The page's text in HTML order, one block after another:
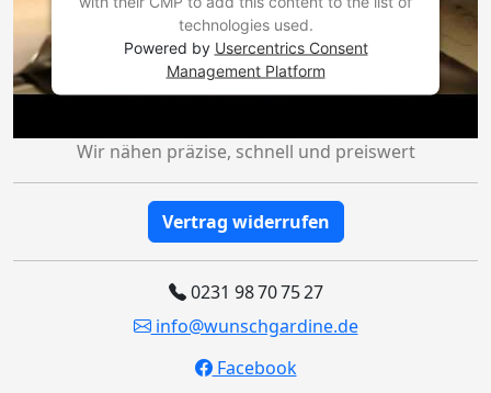
technologies used.
Powered by Usercentrics Consent
Management Platform
Wir nähen präzise, schnell und preiswert
Vertrag widerrufen
0231 98 70 75 27
info@wunschgardine.de
Facebook